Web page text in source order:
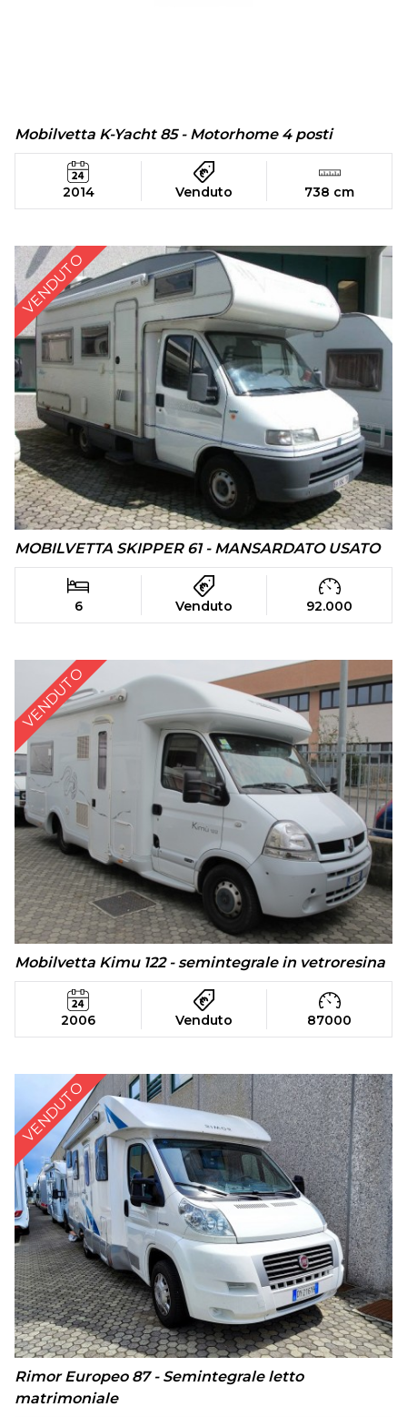
Mobilvetta K-Yacht 85 - Motorhome 4 posti
2014 Venduto 738 cm
VENDUTO
MOBILVETTA SKIPPER 61 - MANSARDATO USATO
6 Venduto 92.000
VENDUTO
Mobilvetta Kimu 122 - semintegrale in vetroresina
2006 Venduto 87000
VENDUTO
Rimor Europeo 87 - Semintegrale letto
matrimoniale